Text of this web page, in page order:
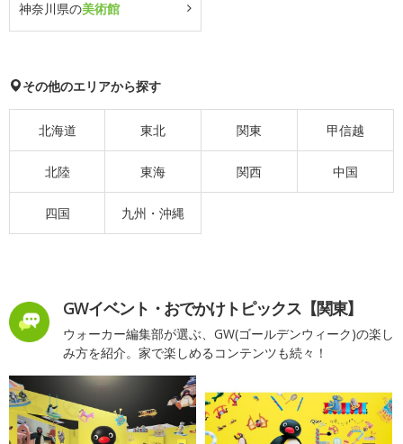
神奈川県の美術館
その他のエリアから探す
北海道 東北 関東 甲信越
北陸 東海 関西 中国
四国 九州・沖縄
GWイベント・おでかけトピックス【関東】
ウォーカー編集部が選ぶ、GW(ゴールデンウィーク)の楽し
み方を紹介。家で楽しめるコンテンツも続々！